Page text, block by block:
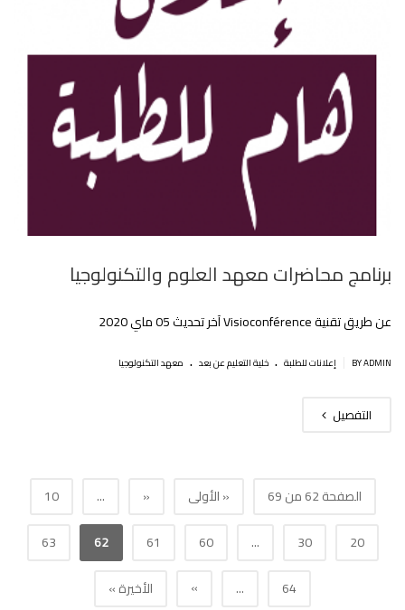
برنامج محاضرات معهد العلوم والتكنولوجيا
عن طريق تقنية Visioconférence آخر تحديث 05 ماي 2020
BY ADMIN إعلانات للطلبة . خلية التعليم عن بعد . معهد التكنولوجيا
التفصيل
الصفحة 62 من 69 « الأولى «
...
10
20
30
...
60
61
62
63
64
...
» الأخيرة »